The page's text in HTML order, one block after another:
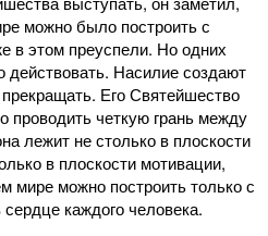
можно было построить с
этом преуспели. Но одних
действовать. Насилие создают
Его Святейшество
проводить четкую грань между
лежит не столько в плоскости
в плоскости мотивации,
мире можно построить только с
каждого человека.